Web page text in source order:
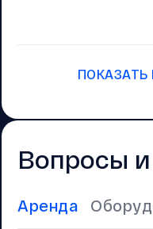
Вопросы
Аренда